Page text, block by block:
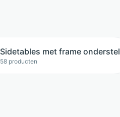
Sidetables met frame onderstel
58 producten